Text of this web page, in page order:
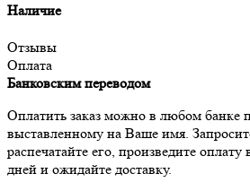
Наличие
Отзывы
Оплата
Банковским переводом
Оплатить заказ можно в любом банке
выставленному на Ваше имя.
распечатайте его, произведите
дней и ожидайте доставку.